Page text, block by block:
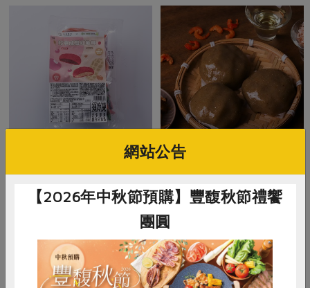
棋)-480g/6入
冷凍
米棋食品有限公司
300公克(100公克x3入)
葷 冷凍
$135
網站公告
【2026年中秋節預購】豐馥秋節禮饗
團圓